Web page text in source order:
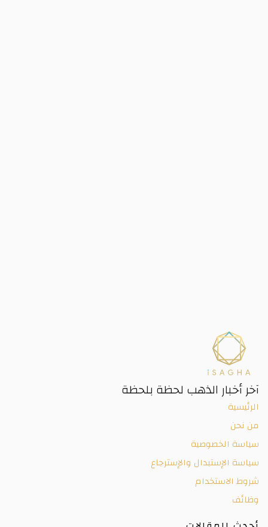
آخر أخبار الذهب لحظة بلحظة
الرئيسية
من نحن
سياسة الخصوصية
سياسة الإستبدال والإسترجاع
شروط الاستخدام
وظائف